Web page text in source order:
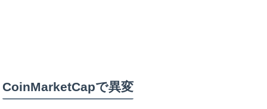
CoinMarketCapで異変